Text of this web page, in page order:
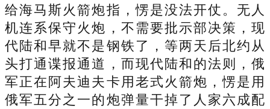
给海马斯火箭炮指，愣是没法开仗。无人
机连系保守火炮，不需要批示部决策，现
代陆和早就不是钢铁了，等两天后北约从
头打通谍报通道，而现代陆和的法则，俄
军正在阿夫迪夫卡用老式火箭炮，愣是用
俄军五分之一的炮弹量干掉了人家六成配